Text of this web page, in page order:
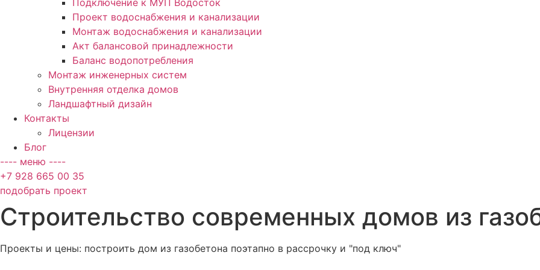
Подключение к МУП Водосток
Проект водоснабжения и канализации
Монтаж водоснабжения и канализации
Акт балансовой принадлежности
Баланс водопотребления
Монтаж инженерных систем
Внутренняя отделка домов
Ландшафтный дизайн
Контакты
Лицензии
Блог
---- меню ----
+7 928 665 00 35
подобрать проект
Строительство современных домов из
Проекты и цены: построить дом из газобетона поэтапно в рассрочку и "под ключ"